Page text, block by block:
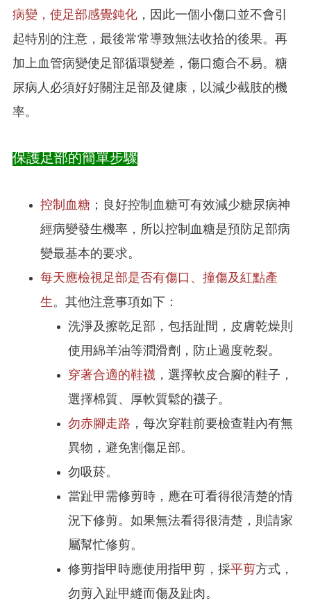
病變，使足部感覺鈍化 ，因此一個小傷口並不會引
起特別的注意，最後常常導致無法收拾的後果。再
加上血管病變使足部循環變差，傷口癒合不易。糖
尿病人必須好好關注足部及健康，以減少截肢的機
率。
保護足部的簡單步驟
控制血糖 ；良好控制血糖可有效減少糖尿病神
經病變發生機率，所以控制血糖是預防足部病
變最基本的要求。
每天應檢視足部是否有傷口、撞傷及紅點產
生。其他注意事項如下：
洗淨及擦乾足部，包括趾間，皮膚乾燥則
使用綿羊油等潤滑劑，防止過度乾裂。
穿著合適的鞋襪 ，選擇軟皮合腳的鞋子，
選擇棉質、厚軟質鬆的襪子。
勿赤腳走路 ，每次穿鞋前要檢查鞋內有無
異物，避免割傷足部。
勿吸菸。
當趾甲需修剪時，應在可看得很清楚的情
況下修剪。如果無法看得很清楚，則請家
屬幫忙修剪。
修剪指甲時應使用指甲剪，採平剪方式，
勿剪入趾甲縫而傷及趾肉。